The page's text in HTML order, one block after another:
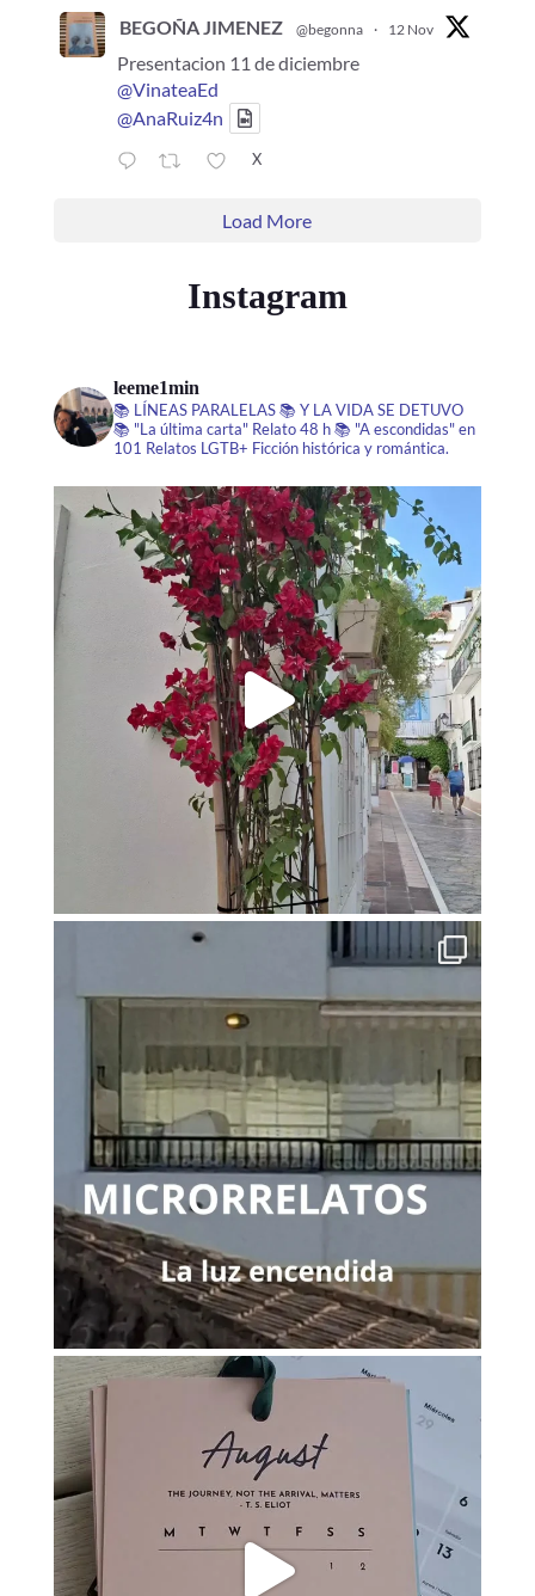
BEGOÑA JIMENEZ @begonna · 12 Nov
Presentacion 11 de diciembre
@VinateaEd
@AnaRuiz4n
X
Load More
Instagram
leeme1min
📚 LÍNEAS PARALELAS📚 Y LA VIDA SE DETUVO
📚 "La última carta" Relato 48 h📚 "A escondidas" en
101 Relatos LGTB+ Ficción histórica y romántica.